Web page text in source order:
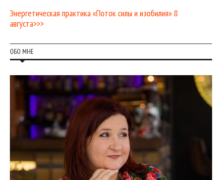
Энергетическая практика «Поток силы и изобилия» 8
августа>>>
ОБО МНЕ